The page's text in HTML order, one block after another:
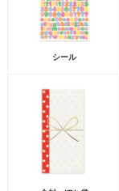
シール